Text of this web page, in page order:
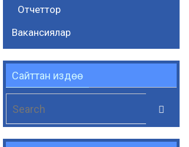
Отчеттор
Вакансиялар
Сайттан издөө
Search